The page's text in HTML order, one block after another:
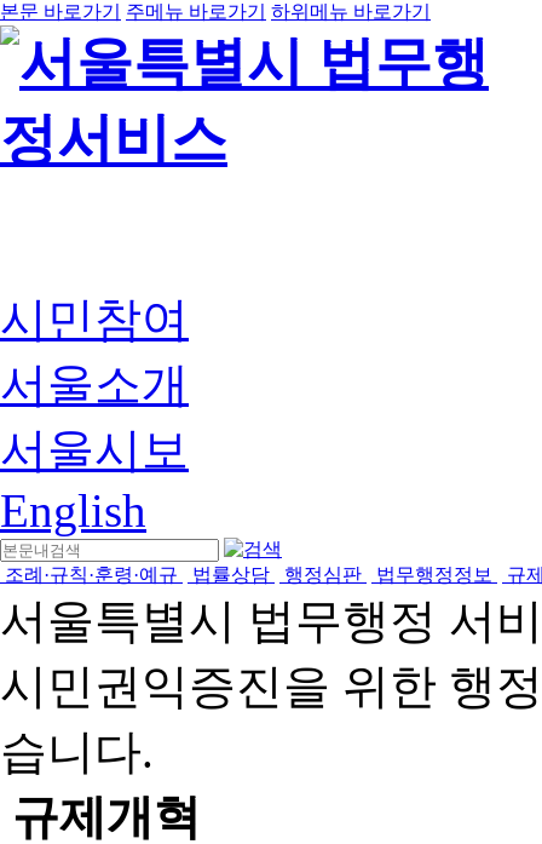
본문 바로가기 주메뉴 바로가기 하위메뉴 바로가기
시민참여
서울소개
서울시보
English
조례·규칙·훈령·예규 법률상담 행정심판 법무행정정보 규
서울특별시 법무행정 서
시민권익증진을 위한 행
습니다.
규제개혁